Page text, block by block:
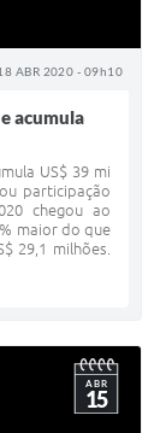
ABR 2020 - 09h10
acumula
US$ 39 mi
participação
chegou ao
maior do que
29,1 milhões.
ABR
15